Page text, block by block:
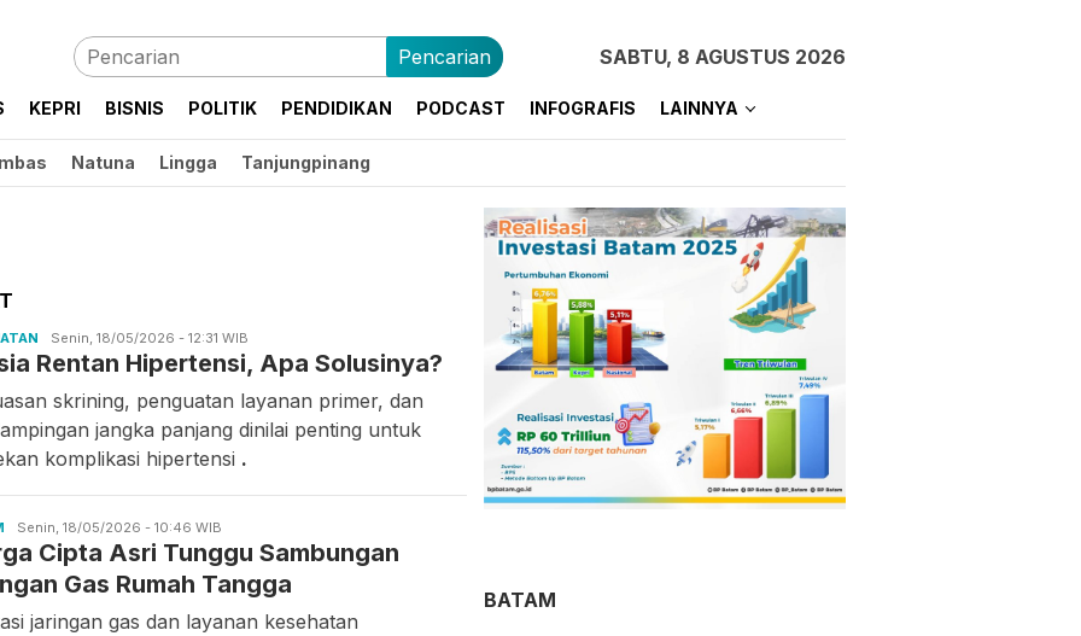
Pencarian SABTU, 8 AGUSTUS 2026
KEPRI BISNIS POLITIK PENDIDIKAN PODCAST INFOGRAFIS LAINNYA
Natuna Lingga Tanjungpinang
Candra
Gunawan
Senin, 18/05/2026 - 12:31 WIB
Rentan Hipertensi, Apa Solusinya?
skrining, penguatan layanan primer, dan
jangka panjang dinilai penting untuk
komplikasi hipertensi .
Candra
Gunawan
Senin, 18/05/2026 - 10:46 WIB
Cipta Asri Tunggu Sambungan
Gas Rumah Tangga
jaringan gas dan layanan kesehatan
BATAM